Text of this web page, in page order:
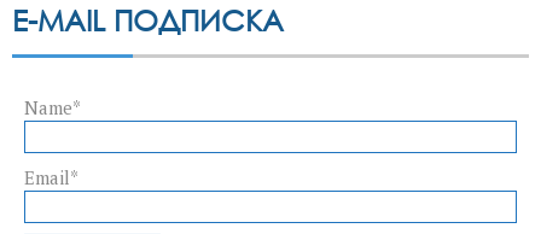
E-MAIL ПОДПИСКА
Name*
Email*